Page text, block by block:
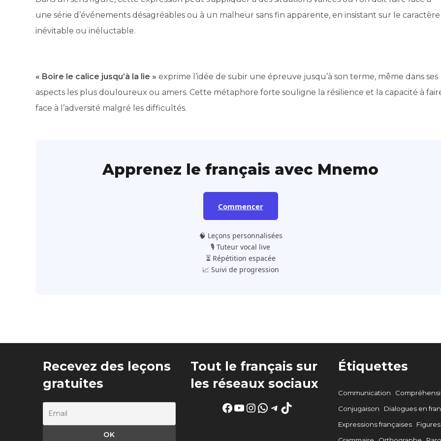
une série d’événements désagréables ou à un malheur sans fin apparente, en insistant sur le caractère
inévitable ou inéluctable.
« Boire le calice jusqu’à la lie » exprime l’idée de subir une épreuve jusqu’à son terme, même dans ses
aspects les plus douloureux ou amers. Cette métaphore forte souligne la résilience et la capacité à
face à l’adversité malgré les difficultés.
Apprenez le français avec Mnemo
Commencer
🧠 Leçons personnalisées
🎙️ Tuteur vocal live
⏳ Répétition espacée
📈 Suivi de progression
Recevez des leçons
gratuites
Tout le français sur
les réseaux sociaux
Facebook
YouTube
Instagram
WhatsApp
Telegram
TikTok
Étiquettes
Communication
Conjugaison
Dialogues en
Expressions françaises